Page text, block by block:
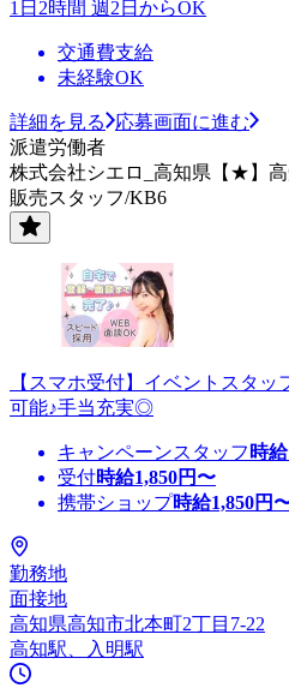
1日2時間 週2日からOK
交通費支給
未経験OK
詳細を見る
応募画面に進む
派遣労働者
株式会社シエロ_高知県【★】
販売スタッフ/KB6
【スマホ受付】イベントスタ
可能♪手当充実◎
キャンペーンスタッフ 時給
受付時給1,850円〜
携帯ショップ時給1,850円
勤務地
面接地
高知県高知市北本町2丁目7-22
高知駅、入明駅